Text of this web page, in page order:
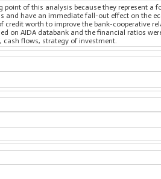
point of this analysis because they represent
and have an immediate fall-out effect on the
credit worth to improve the bank-cooperative
on AIDA databank and the financial ratios
cash flows, strategy of investment.